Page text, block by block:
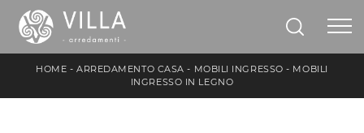
HOME -ARREDAMENTO CASA - MOBILI INGRESSO - MOBILI
INGRESSO IN LEGNO